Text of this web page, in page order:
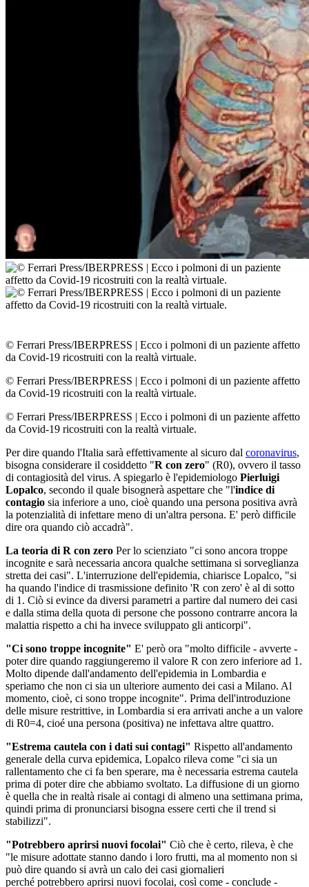
© Ferrari Press/IBERPRESS | Ecco i polmoni di un paziente affetto
da Covid-19 ricostruiti con la realtà virtuale.
© Ferrari Press/IBERPRESS | Ecco i polmoni di un paziente affetto
da Covid-19 ricostruiti con la realtà virtuale.
© Ferrari Press/IBERPRESS | Ecco i polmoni di un paziente affetto
da Covid-19 ricostruiti con la realtà virtuale.
Per dire quando l'Italia sarà effettivamente al sicuro dal coronavirus,
bisogna considerare il cosiddetto "R con zero" (R0), ovvero il tasso
di contagiosità del virus. A spiegarlo è l'epidemiologo Pierluigi
Lopalco, secondo il quale bisognerà aspettare che "l'indice di
contagio sia inferiore a uno, cioè quando una persona positiva avrà
la potenzialità di infettare meno di un'altra persona. E' però difficile
dire ora quando ciò accadrà".
La teoria di R con zero Per lo scienziato "ci sono ancora troppe
incognite e sarà necessaria ancora qualche settimana si sorveglianza
stretta dei casi". L'interruzione dell'epidemia, chiarisce Lopalco, "si
ha quando l'indice di trasmissione definito 'R con zero' è al di sotto
di 1. Ciò si evince da diversi parametri a partire dal numero dei casi
e dalla stima della quota di persone che possono contrarre ancora la
malattia rispetto a chi ha invece sviluppato gli anticorpi".
"Ci sono troppe incognite" E' però ora "molto difficile - avverte -
poter dire quando raggiungeremo il valore R con zero inferiore ad 1.
Molto dipende dall'andamento dell'epidemia in Lombardia e
speriamo che non ci sia un ulteriore aumento dei casi a Milano. Al
momento, cioè, ci sono troppe incognite". Prima dell'introduzione
delle misure restrittive, in Lombardia si era arrivati anche a un valore
di R0=4, cioé una persona (positiva) ne infettava altre quattro.
"Estrema cautela con i dati sui contagi" Rispetto all'andamento
generale della curva epidemica, Lopalco rileva come "ci sia un
rallentamento che ci fa ben sperare, ma è necessaria estrema cautela
prima di poter dire che abbiamo svoltato. La diffusione di un giorno
è quella che in realtà risale ai contagi di almeno una settimana prima,
quindi prima di pronunciarsi bisogna essere certi che il trend si
stabilizzi".
"Potrebbero aprirsi nuovi focolai" Ciò che è certo, rileva, è che
"le misure adottate stanno dando i loro frutti, ma al momento non si
può dire quando si avrà un calo dei casi giornalieri
perché potrebbero aprirsi nuovi focolai, così come - conclude -